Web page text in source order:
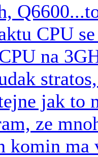
CPU
na
jak to
ze
komin